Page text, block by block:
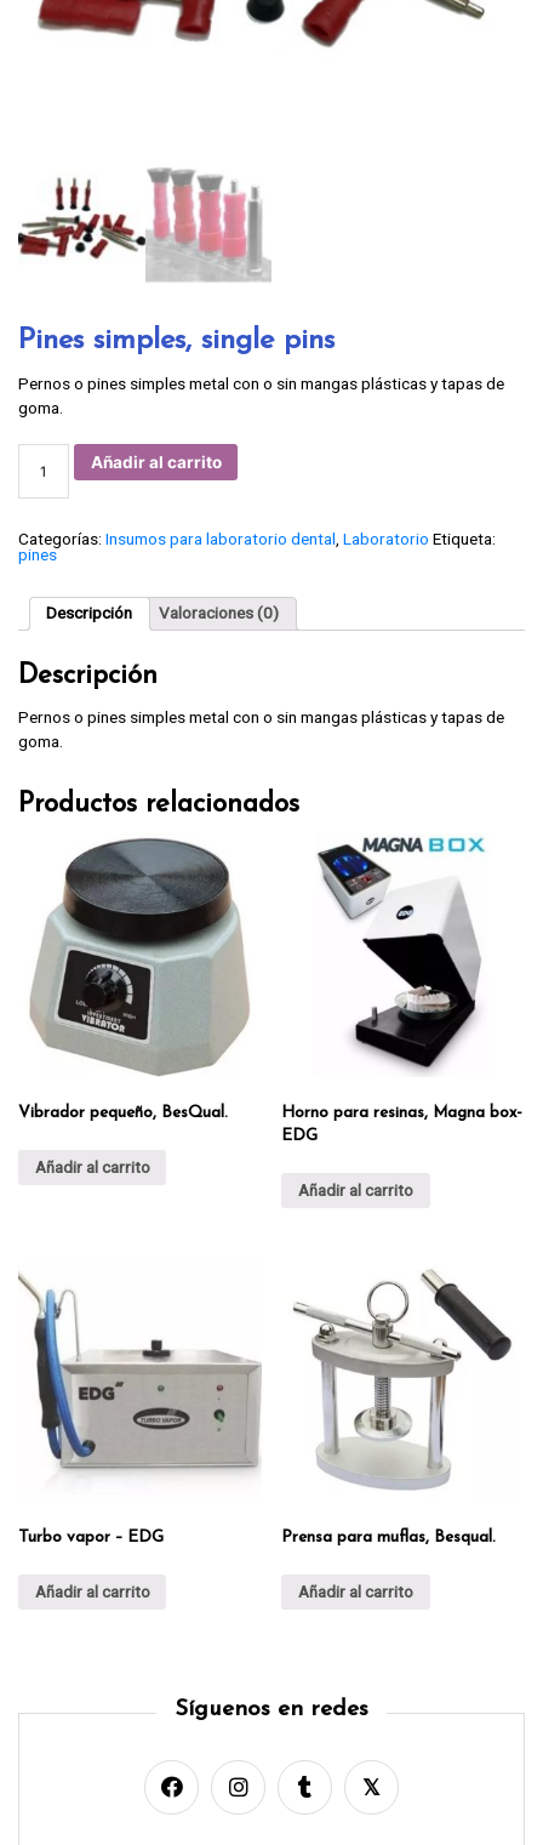
Pines simples, single pins
Pernos o pines simples metal con o sin mangas plásticas y tapas de
goma.
Pines
simples,
single
pins
Añadir al carrito
Categorías: Insumos para laboratorio dental, Laboratorio Etiqueta:
pines
Descripción Valoraciones (0)
Descripción
Pernos o pines simples metal con o sin mangas plásticas y tapas de
goma.
Productos relacionados
Vibrador pequeño, BesQual.
Añadir al carrito
Horno para resinas, Magna box-
EDG
Añadir al carrito
Turbo vapor – EDG
Añadir al carrito
Prensa para muflas, Besqual.
Añadir al carrito
Síguenos en redes